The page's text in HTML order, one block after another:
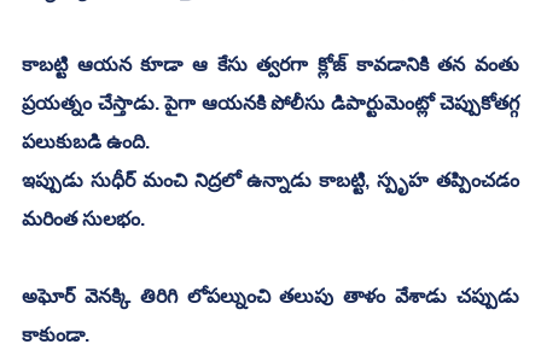
కాబట్టి ఆయన కూడా ఆ కేసు త్వరగా క్లోజ్ కావడానికి తన వంతు
ప్రయత్నం చేస్తాడు. పైగా ఆయనకి పోలీసు డిపార్టుమెంట్లో చెప్పుకోతగ్గ
పలుకుబడి ఉంది.
ఇప్పుడు సుధీర్ మంచి నిద్రలో ఉన్నాడు కాబట్టి, స్పృహ తప్పించడం
మరింత సులభం.
అఘోర్ వెనక్కి తిరిగి లోపల్నుంచి తలుపు తాళం వేశాడు చప్పుడు
కాకుండా.